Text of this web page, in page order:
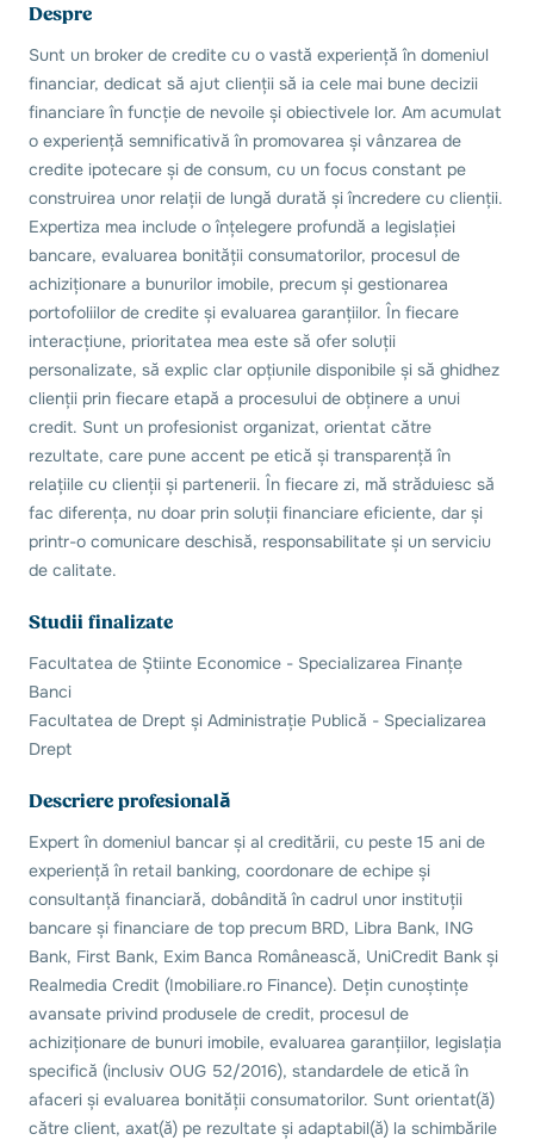
Despre
Sunt un broker de credite cu o vastă experiență în domeniul
financiar, dedicat să ajut clienții să ia cele mai bune decizii
financiare în funcție de nevoile și obiectivele lor. Am acumulat
o experiență semnificativă în promovarea și vânzarea de
credite ipotecare și de consum, cu un focus constant pe
construirea unor relații de lungă durată și încredere cu clienții.
Expertiza mea include o înțelegere profundă a legislației
bancare, evaluarea bonității consumatorilor, procesul de
achiziționare a bunurilor imobile, precum și gestionarea
portofoliilor de credite și evaluarea garanțiilor. În fiecare
interacțiune, prioritatea mea este să ofer soluții
personalizate, să explic clar opțiunile disponibile și să ghidhez
clienții prin fiecare etapă a procesului de obținere a unui
credit. Sunt un profesionist organizat, orientat către
rezultate, care pune accent pe etică și transparență în
relațiile cu clienții și partenerii. În fiecare zi, mă străduiesc să
fac diferența, nu doar prin soluții financiare eficiente, dar și
printr-o comunicare deschisă, responsabilitate și un serviciu
de calitate.
Studii finalizate
Facultatea de Știinte Economice - Specializarea Finanțe
Banci
Facultatea de Drept și Administrație Publică - Specializarea
Drept
Descriere profesională
Expert în domeniul bancar și al creditării, cu peste 15 ani de
experiență în retail banking, coordonare de echipe și
consultanță financiară, dobândită în cadrul unor instituții
bancare și financiare de top precum BRD, Libra Bank, ING
Bank, First Bank, Exim Banca Românească, UniCredit Bank și
Realmedia Credit (Imobiliare.ro Finance). Dețin cunoștințe
avansate privind produsele de credit, procesul de
achiziționare de bunuri imobile, evaluarea garanțiilor, legislația
specifică (inclusiv OUG 52/2016), standardele de etică în
afaceri și evaluarea bonității consumatorilor. Sunt orientat(ă)
către client, axat(ă) pe rezultate și adaptabil(ă) la schimbările